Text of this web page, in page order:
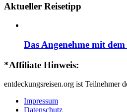
Aktueller Reisetipp
Das Angenehme mit
*Affiliate Hinweis:
entdeckungsreisen.org ist Teilnehmer
Impressum
Datenschutz